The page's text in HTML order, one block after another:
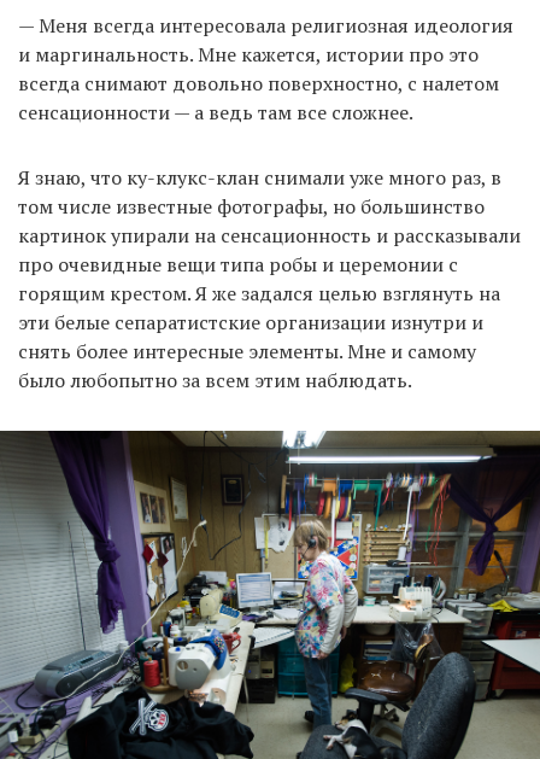
— Меня всегда интересовала религиозная идеология
и маргинальность. Мне кажется, истории про это
всегда снимают довольно поверхностно, с налетом
сенсационности — а ведь там все сложнее.
Я знаю, что ку-клукс-клан снимали уже много раз, в
том числе известные фотографы, но большинство
картинок упирали на сенсационность и рассказывали
про очевидные вещи типа робы и церемонии с
горящим крестом. Я же задался целью взглянуть на
эти белые сепаратистские организации изнутри и
снять более интересные элементы. Мне и самому
было любопытно за всем этим наблюдать.